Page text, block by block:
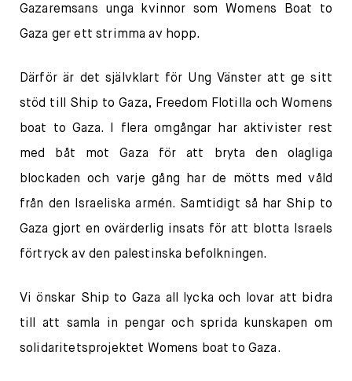
Gazaremsans unga kvinnor som Womens Boat to
Gaza ger ett strimma av hopp.
Därför är det självklart för Ung Vänster att ge sitt
stöd till Ship to Gaza, Freedom Flotilla och Womens
boat to Gaza. I flera omgångar har aktivister rest
med båt mot Gaza för att bryta den olagliga
blockaden och varje gång har de mötts med våld
från den Israeliska armén. Samtidigt så har Ship to
Gaza gjort en ovärderlig insats för att blotta Israels
förtryck av den palestinska befolkningen.
Vi önskar Ship to Gaza all lycka och lovar att bidra
till att samla in pengar och sprida kunskapen om
solidaritetsprojektet Womens boat to Gaza.